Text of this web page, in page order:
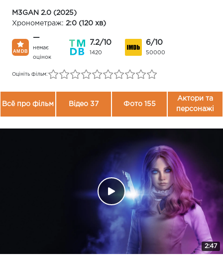
M3GAN 2.0 (2025)
Хронометраж: 2:0 (120 хв)
—
немає
оцінок
7.2/10
1420
6/10
50000
Оцініть фільм:
Всё про фільм Відео 37 Фото 155
Актори та
персонажі
2:47